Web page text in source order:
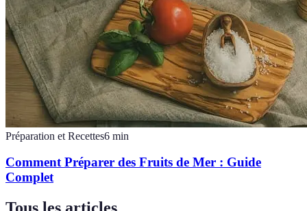
Préparation et Recettes6 min
Comment Préparer des Fruits de Mer : Guide
Complet